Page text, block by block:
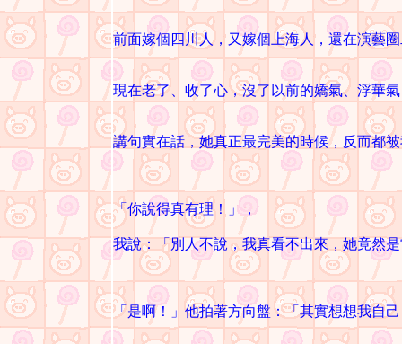
前面嫁個四川人，又嫁個上海人，還在演藝
現在老了、收了心，沒了以前的嬌氣、浮華
講句實在話，她真正最完美的時候，反而都
「你說得真有理！」，
我說：「別人不說，我真看不出來，她竟然
「是啊！」他拍著方向盤：「其實想想我自